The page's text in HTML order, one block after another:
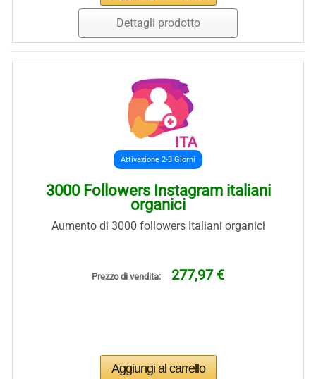
Dettagli prodotto
Attivazione 2-3 Giorni
3000 Followers Instagram italiani
organici
Aumento di 3000 followers Italiani organici
Prezzo di vendita: 277,97 €